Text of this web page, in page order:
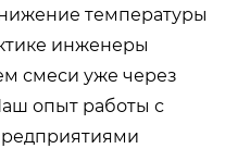
температуры
инженеры
смеси уже через
опыт работы с